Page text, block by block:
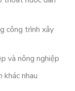
công trình xây
và nông nghiệp
khác nhau